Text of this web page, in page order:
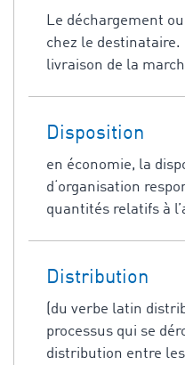
Le déchargement
chez le
livraison de la
Disposition
en économie, la
d‘organisation
quantités relatifs à
Distribution
(du verbe latin
processus qui se
distribution entre